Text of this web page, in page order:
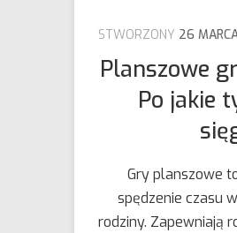
STWORZONY 26
Planszowe
Po jakie
Gry planszowe
spędzenie czasu
rodziny. Zapewniają